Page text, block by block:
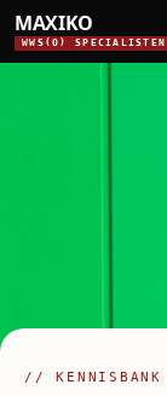
MAXIKO
WWS(O) SPECIALISTEN
// KENNISBANK